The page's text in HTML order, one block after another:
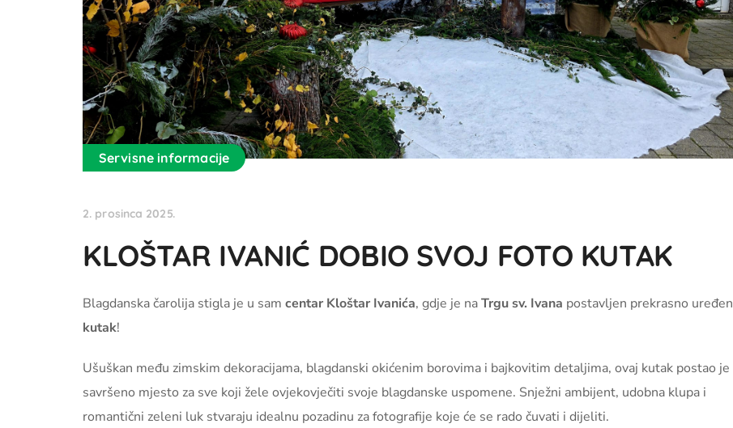
Servisne informacije
2. prosinca 2025.
KLOŠTAR IVANIĆ DOBIO SVOJ FOTO KUTAK
Blagdanska čarolija stigla je u sam centar Kloštar Ivanića, gdje je naTrgu sv. Ivana postavljen prekrasno uređen
kutak!
Ušuškan među zimskim dekoracijama, blagdanski okićenim borovima i bajkovitim detaljima, ovaj kutak postao je
savršeno mjesto za sve koji žele ovjekovječiti svoje blagdanske uspomene. Snježni ambijent, udobna klupa i
romantični zeleni luk stvaraju idealnu pozadinu za fotografije koje će se rado čuvati i dijeliti.